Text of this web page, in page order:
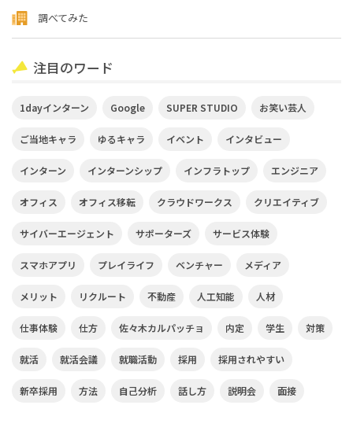
調べてみた
注目のワード
1dayインターン Google SUPER STUDIO お笑い芸人
ご当地キャラ ゆるキャラ イベント インタビュー
インターン インターンシップ インフラトップ エンジニア
オフィス オフィス移転 クラウドワークス クリエイティブ
サイバーエージェント サポーターズ サービス体験
スマホアプリ プレイライフ ベンチャー メディア
メリット リクルート 不動産 人工知能 人材
仕事体験 仕方 佐々木カルパッチョ 内定 学生 対策
就活 就活会議 就職活動 採用 採用されやすい
新卒採用 方法 自己分析 話し方 説明会 面接